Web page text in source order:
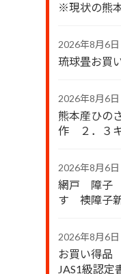
※現状の熊
2026年8月6日
琉球畳お買
2026年8月6日
熊本産ひの
作 ２．３
2026年8月6日
網戸 障子
す 襖障子
2026年8月6日
お買い得
JAS1級認